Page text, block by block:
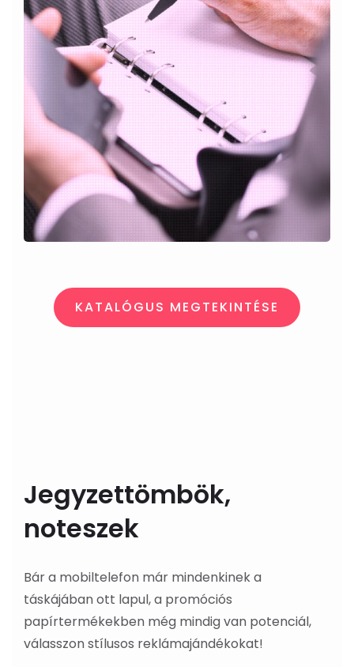
KATALÓGUS MEGTEKINTÉSE
Jegyzettömbök,
noteszek
Bár a mobiltelefon már mindenkinek a
táskájában ott lapul, a promóciós
papírtermékekben még mindig van potenciál,
válasszon stílusos reklámajándékokat!